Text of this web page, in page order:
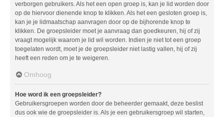
verborgen gebruikers. Als het een open groep is, kan je lid worden door
op de hiervoor dienende knop te klikken. Als het een gesloten groep is,
kan je je lidmaatschap aanvragen door op de bijhorende knop te
klikken. De groepsleider moet je aanvraag dan goedkeuren, hij of zij
vraagt mogelijk waarom je lid wil worden. Indien je niet tot een groep
toegelaten wordt, moet je de groepsleider niet lastig vallen, hij of zij
heeft een reden om je te weigeren.
Omhoog
Hoe word ik een groepsleider?
Gebruikersgroepen worden door de beheerder gemaakt, deze beslist
dus ook wie de groepsleider is. Als je een gebruikersgroep wil starten,